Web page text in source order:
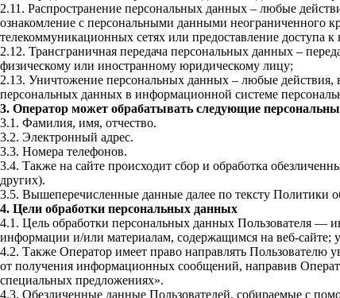
2.11. Распространение персональных данных – любые
ознакомление с персональными данными неограниченного
телекоммуникационных сетях или предоставление
2.12. Трансграничная передача персональных данных –
физическому или иностранному юридическому лицу;
2.13. Уничтожение персональных данных – любые действия,
персональных данных в информационной системе
3. Оператор может обрабатывать следующие
3.1. Фамилия, имя, отчество.
3.2. Электронный адрес.
3.3. Номера телефонов.
3.4. Также на сайте происходит сбор и обработка
других).
3.5. Вышеперечисленные данные далее по тексту
4. Цели обработки персональных данных
4.1. Цель обработки персональных данных Пользователя —
информации и/или материалам, содержащимся на веб-сайте;
4.2. Также Оператор имеет право направлять Пользователю
от получения информационных сообщений, направив
специальных предложениях».
4.3. Обезличенные данные Пользователей, собираемые с